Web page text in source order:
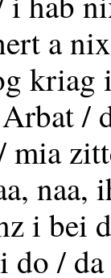
a
kriag
/
i bei
do /